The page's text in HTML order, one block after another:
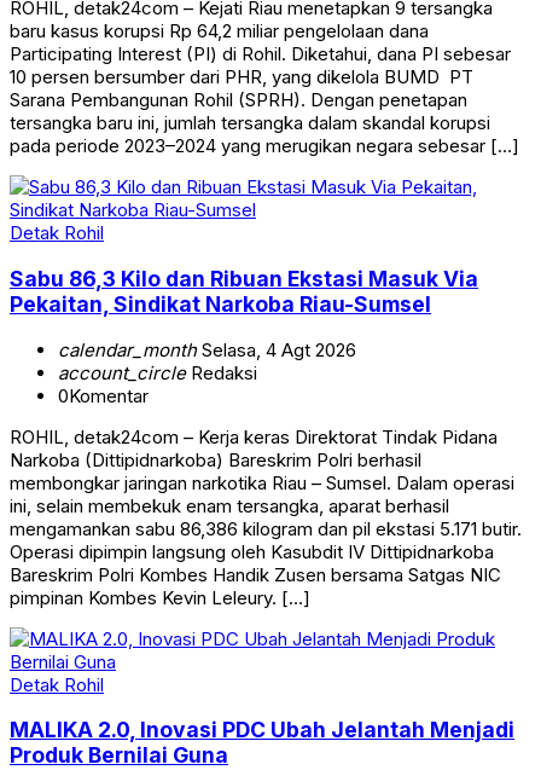
ROHIL, detak24com – Kejati Riau menetapkan 9 tersangka
baru kasus korupsi Rp 64,2 miliar pengelolaan dana
Participating Interest (PI) di Rohil. Diketahui, dana PI sebesar
10 persen bersumber dari PHR, yang dikelola BUMD PT
Sarana Pembangunan Rohil (SPRH). Dengan penetapan
tersangka baru ini, jumlah tersangka dalam skandal korupsi
pada periode 2023–2024 yang merugikan negara sebesar […]
Detak Rohil
Sabu 86,3 Kilo dan Ribuan Ekstasi Masuk Via
Pekaitan, Sindikat Narkoba Riau-Sumsel
calendar_monthSelasa, 4 Agt 2026
account_circleRedaksi
0Komentar
ROHIL, detak24com – Kerja keras Direktorat Tindak Pidana
Narkoba (Dittipidnarkoba) Bareskrim Polri berhasil
membongkar jaringan narkotika Riau – Sumsel. Dalam operasi
ini, selain membekuk enam tersangka, aparat berhasil
mengamankan sabu 86,386 kilogram dan pil ekstasi 5.171 butir.
Operasi dipimpin langsung oleh Kasubdit IV Dittipidnarkoba
Bareskrim Polri Kombes Handik Zusen bersama Satgas NIC
pimpinan Kombes Kevin Leleury. […]
Detak Rohil
MALIKA 2.0, Inovasi PDC Ubah Jelantah Menjadi
Produk Bernilai Guna